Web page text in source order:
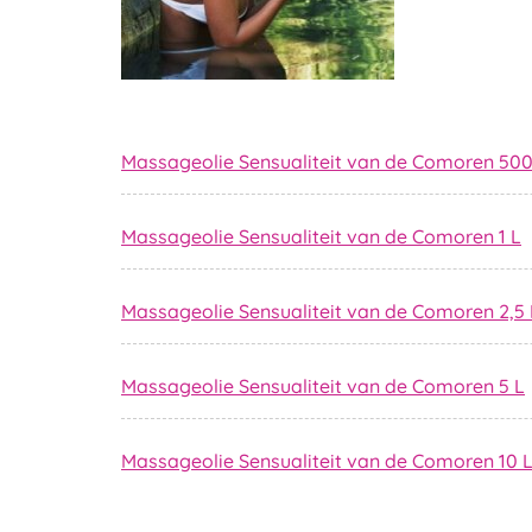
Massageolie Sensualiteit van de Comoren
Massageolie Sensualiteit van de Comoren 1 L
Massageolie Sensualiteit van de Comoren 2,5
Massageolie Sensualiteit van de Comoren 5 L
Massageolie Sensualiteit van de Comoren 10 L